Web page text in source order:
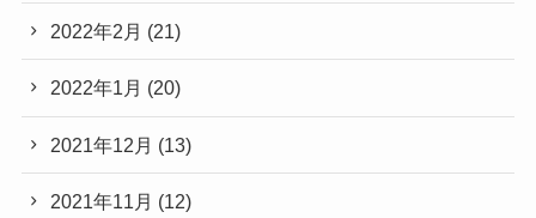
2022年2月 (21)
2022年1月 (20)
2021年12月 (13)
2021年11月 (12)